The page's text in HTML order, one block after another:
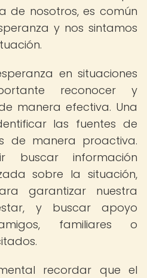
de nosotros, es común
y nos sintamos
en situaciones
reconocer y
manera efectiva. Una
las fuentes de
de manera proactiva.
buscar información
sobre la situación,
garantizar nuestra
y buscar apoyo
familiares o
recordar que el